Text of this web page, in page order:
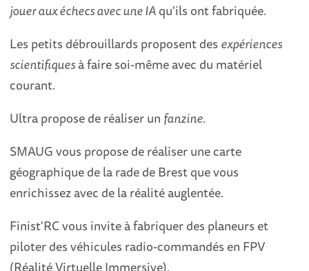
jouer aux échecs avec une IAqu'ils ont fabriquée.
Les petits débrouillards proposent des expériences
scientifiquesà faire soi-même avec du matériel
courant.
Ultra propose de réaliser un fanzine.
SMAUG vous propose de réaliser une carte
géographique de la rade de Brest que vous
enrichissez avec de la réalité auglentée.
Finist'RC vous invite à fabriquer des planeurs et
piloter des véhicules radio-commandés en FPV
(Réalité Virtuelle Immersive).